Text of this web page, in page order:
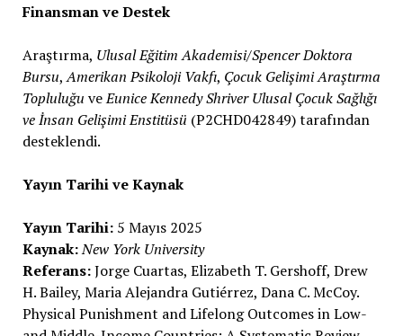
Finansman ve Destek
Araştırma, Ulusal Eğitim Akademisi/Spencer Doktora
Bursu,Amerikan Psikoloji Vakfı, Çocuk Gelişimi Araştırma
Topluluğu veEunice Kennedy Shriver Ulusal Çocuk Sağlığı
ve İnsan Gelişimi Enstitüsü (P2CHD042849) tarafından
desteklendi.
Yayın Tarihi ve Kaynak
Yayın Tarihi:5 Mayıs 2025
Kaynak:New York University
Referans:Jorge Cuartas, Elizabeth T. Gershoff, Drew
H. Bailey, Maria Alejandra Gutiérrez, Dana C. McCoy.
Physical Punishment and Lifelong Outcomes in Low-